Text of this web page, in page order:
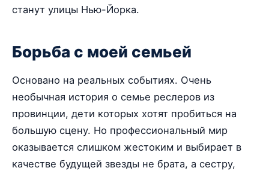
станут улицы Нью-Йорка.
Борьба с моей семьей
Основано на реальных событиях. Очень
необычная история о семье реслеров из
провинции, дети которых хотят пробиться на
большую сцену. Но профессиональный мир
оказывается слишком жестоким и выбирает в
качестве будущей звезды не брата, а сестру,